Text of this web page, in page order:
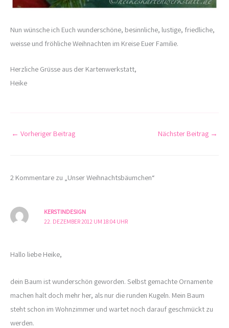
Nun wünsche ich Euch wunderschöne, besinnliche, lustige, friedliche,
weisse und fröhliche Weihnachten im Kreise Euer Familie.
Herzliche Grüsse aus der Kartenwerkstatt,
Heike
← Vorheriger Beitrag Nächster Beitrag →
2 Kommentare zu „Unser Weihnachtsbäumchen“
KERSTINDESIGN
22. DEZEMBER 2012 UM 18:04 UHR
Hallo liebe Heike,
dein Baum ist wunderschön geworden. Selbst gemachte Ornamente
machen halt doch mehr her, als nur die runden Kugeln. Mein Baum
steht schon im Wohnzimmer und wartet noch darauf geschmückt zu
werden.